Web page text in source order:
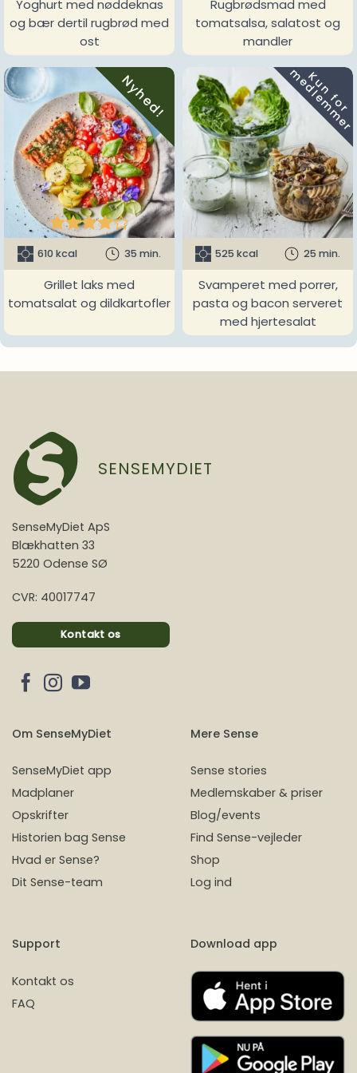
Yoghurt med nøddeknas
og bær dertil rugbrød med
ost
Rugbrødsmad med
tomatsalsa, salatost og
mandler
Nyhed!

610 kcal 35 min.
Grillet laks med
tomatsalat og dildkartofler
K
u
n
f
o
r
m
e
d
l
e
m
m
e
r
525 kcal 25 min.
Svamperet med porrer,
pasta og bacon serveret
med hjertesalat
SENSEMYDIET
SenseMyDiet ApS
Blækhatten 33
5220 Odense SØ
CVR: 40017747
Kontakt os
Om SenseMyDiet
SenseMyDiet app
Madplaner
Opskrifter
Historien bag Sense
Hvad er Sense?
Dit Sense-team
Mere Sense
Sense stories
Medlemskaber & priser
Blog/events
Find Sense-vejleder
Shop
Log ind
Support
Kontakt os
FAQ
Download app